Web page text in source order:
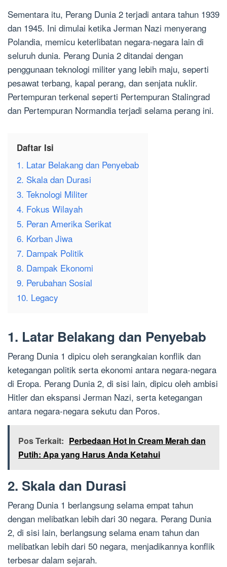
Sementara itu, Perang Dunia 2 terjadi antara tahun 1939
dan 1945. Ini dimulai ketika Jerman Nazi menyerang
Polandia, memicu keterlibatan negara-negara lain di
seluruh dunia. Perang Dunia 2 ditandai dengan
penggunaan teknologi militer yang lebih maju, seperti
pesawat terbang, kapal perang, dan senjata nuklir.
Pertempuran terkenal seperti Pertempuran Stalingrad
dan Pertempuran Normandia terjadi selama perang ini.
Daftar Isi
1. Latar Belakang dan Penyebab
2. Skala dan Durasi
3. Teknologi Militer
4. Fokus Wilayah
5. Peran Amerika Serikat
6. Korban Jiwa
7. Dampak Politik
8. Dampak Ekonomi
9. Perubahan Sosial
10. Legacy
1. Latar Belakang dan Penyebab
Perang Dunia 1 dipicu oleh serangkaian konflik dan
ketegangan politik serta ekonomi antara negara-negara
di Eropa. Perang Dunia 2, di sisi lain, dipicu oleh ambisi
Hitler dan ekspansi Jerman Nazi, serta ketegangan
antara negara-negara sekutu dan Poros.
Pos Terkait: Perbedaan Hot In Cream Merah dan
Putih: Apa yang Harus Anda Ketahui
2. Skala dan Durasi
Perang Dunia 1 berlangsung selama empat tahun
dengan melibatkan lebih dari 30 negara. Perang Dunia
2, di sisi lain, berlangsung selama enam tahun dan
melibatkan lebih dari 50 negara, menjadikannya konflik
terbesar dalam sejarah.